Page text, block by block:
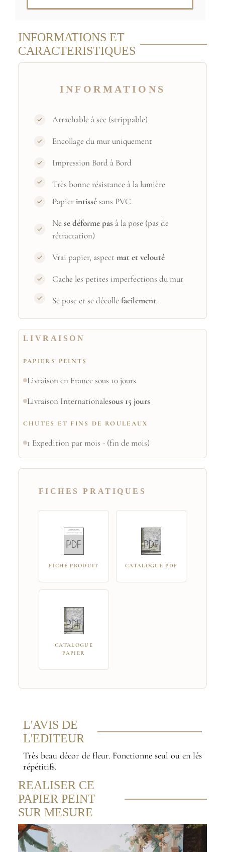
INFORMATIONS ET
CARACTERISTIQUES
INFORMATIONS
Arrachable à sec (strippable)
Encollage du mur uniquement
Impression Bord à Bord
Très bonne résistance à la lumière
Papierintissésans PVC
Nese déforme pas à la pose (pas de
rétractation)
Vrai papier, aspectmat et velouté
Cache les petites imperfections du mur
Se pose et se décollefacilement.
LIVRAISON
PAPIERS PEINTS
Livraison en France sous 10 jours
Livraison Internationalesous 15 jours
CHUTES ET FINS DE ROULEAUX
1 Expedition par mois - (fin de mois)
FICHES PRATIQUES
FICHE PRODUIT CATALOGUE PDF
CATALOGUE
PAPIER
L'AVIS DE
L'EDITEUR
Très beau décor de fleur. Fonctionne seul ou en lés
répétitifs.
REALISER CE
PAPIER PEINT
SUR MESURE